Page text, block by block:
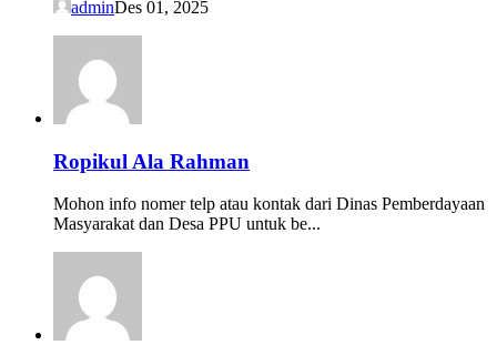
adminDes 01, 2025
Ropikul Ala Rahman
Mohon info nomer telp atau kontak dari Dinas Pemberdayaan
Masyarakat dan Desa PPU untuk be...